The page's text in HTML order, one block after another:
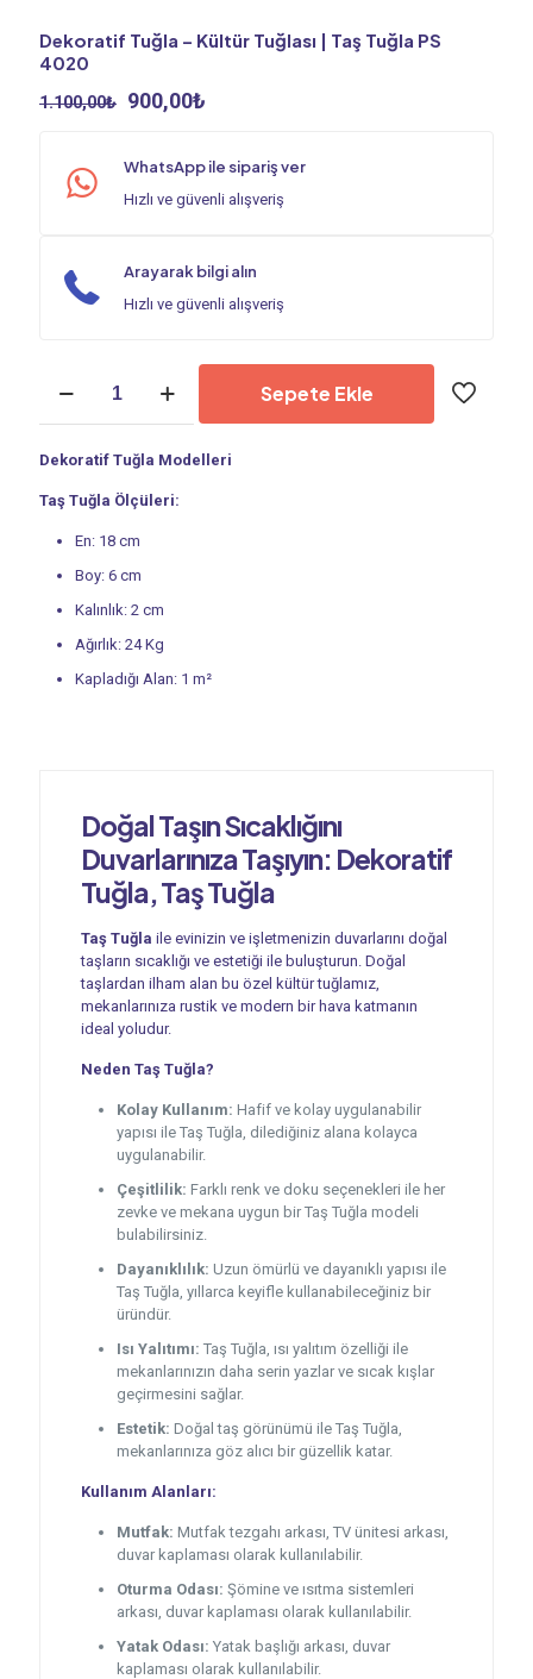
Dekoratif Tuğla – Kültür Tuğlası | Taş Tuğla PS
4020
1.100,00₺ Orijinal
900,00₺
900,00₺.
WhatsApp ile sipariş ver
Hızlı ve güvenli alışveriş
Arayarak bilgi alın
Hızlı ve güvenli alışveriş
Tuğla
Tuğlası
Taş
4020
Sepete Ekle
Dekoratif Tuğla Modelleri
Taş Tuğla Ölçüleri:
En: 18 cm
Boy: 6 cm
Kalınlık: 2 cm
Ağırlık: 24 Kg
Kapladığı Alan: 1 m²
Doğal Taşın Sıcaklığını
Duvarlarınıza Taşıyın: Dekoratif
Tuğla, Taş Tuğla
Taş Tuğla ile evinizin ve işletmenizin duvarlarını doğal
taşların sıcaklığı ve estetiği ile buluşturun. Doğal
taşlardan ilham alan bu özel kültür tuğlamız,
mekanlarınıza rustik ve modern bir hava katmanın
ideal yoludur.
Neden Taş Tuğla?
Kolay Kullanım: Hafif ve kolay uygulanabilir
yapısı ile Taş Tuğla, dilediğiniz alana kolayca
uygulanabilir.
Çeşitlilik: Farklı renk ve doku seçenekleri ile her
zevke ve mekana uygun bir Taş Tuğla modeli
bulabilirsiniz.
Dayanıklılık: Uzun ömürlü ve dayanıklı yapısı ile
Taş Tuğla, yıllarca keyifle kullanabileceğiniz bir
üründür.
Isı Yalıtımı: Taş Tuğla, ısı yalıtım özelliği ile
mekanlarınızın daha serin yazlar ve sıcak kışlar
geçirmesini sağlar.
Estetik: Doğal taş görünümü ile Taş Tuğla,
mekanlarınıza göz alıcı bir güzellik katar.
Kullanım Alanları:
Mutfak: Mutfak tezgahı arkası, TV ünitesi arkası,
duvar kaplaması olarak kullanılabilir.
Oturma Odası: Şömine ve ısıtma sistemleri
arkası, duvar kaplaması olarak kullanılabilir.
Yatak Odası: Yatak başlığı arkası, duvar
kaplaması olarak kullanılabilir.